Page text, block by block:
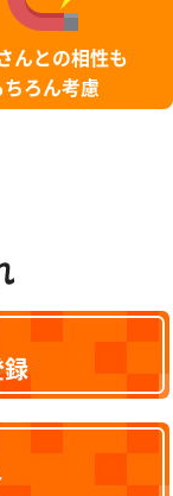
んとの相性も
ちろん考慮
録